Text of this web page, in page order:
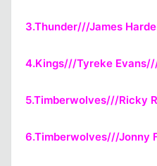
3.Thunder///James
4.Kings///Tyreke
5.Timberwolves///Ricky
6.Timberwolves///Jonny